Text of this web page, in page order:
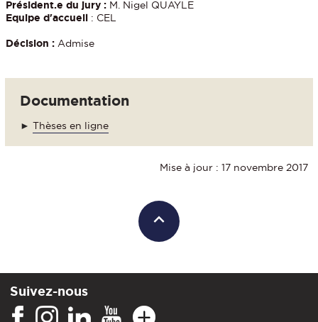
Président.e du jury : M. Nigel QUAYLE
Equipe d'accueil : CEL
Décision : Admise
Documentation
► Thèses en ligne
Mise à jour : 17 novembre 2017
Suivez-nous